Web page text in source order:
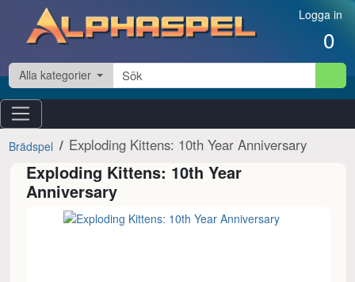
Hoppa till innehåll Logga in
0
Alla kategorier
Brädspel Exploding Kittens: 10th Year Anniversary
Exploding Kittens: 10th Year
Anniversary